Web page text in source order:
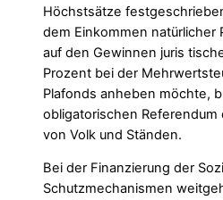
Höchstsätze
dem Einkommen natürlicher
auf den Gewinnen juris
Prozent bei der
Plafonds anheben möchte,
obligatorischen
von Volk und Ständen.
Bei der Finanzierung der
Schutzmechanismen